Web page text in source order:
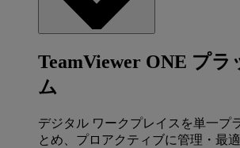
TeamViewer ONE プラ
ム
デジタル ワークプレイスを単一プ
とめ、プロアクティブに管理・最適